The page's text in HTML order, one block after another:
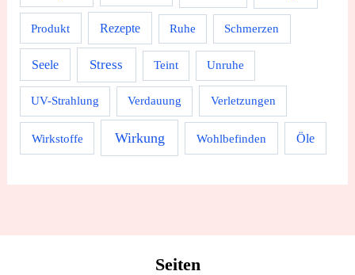
Produkt Rezepte Ruhe Schmerzen
Seele Stress Teint Unruhe
UV-Strahlung Verdauung Verletzungen
Wirkstoffe Wirkung Wohlbefinden Öle
Seiten